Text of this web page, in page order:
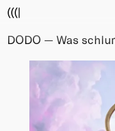
(((|
About
Award
Sponsors
Fair Work
DODO — Was